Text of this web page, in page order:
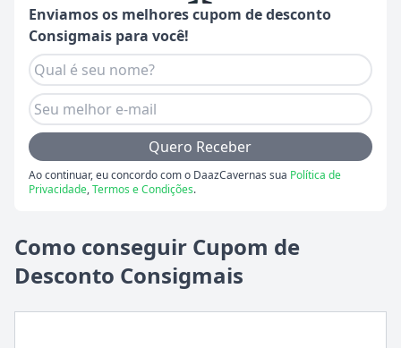
Enviamos os melhores cupom de desconto
Consigmais para você!
Quero Receber
Ao continuar, eu concordo com o DaazCavernas sua Política de
Privacidade,Termos e Condições.
Como conseguir Cupom de
Desconto Consigmais